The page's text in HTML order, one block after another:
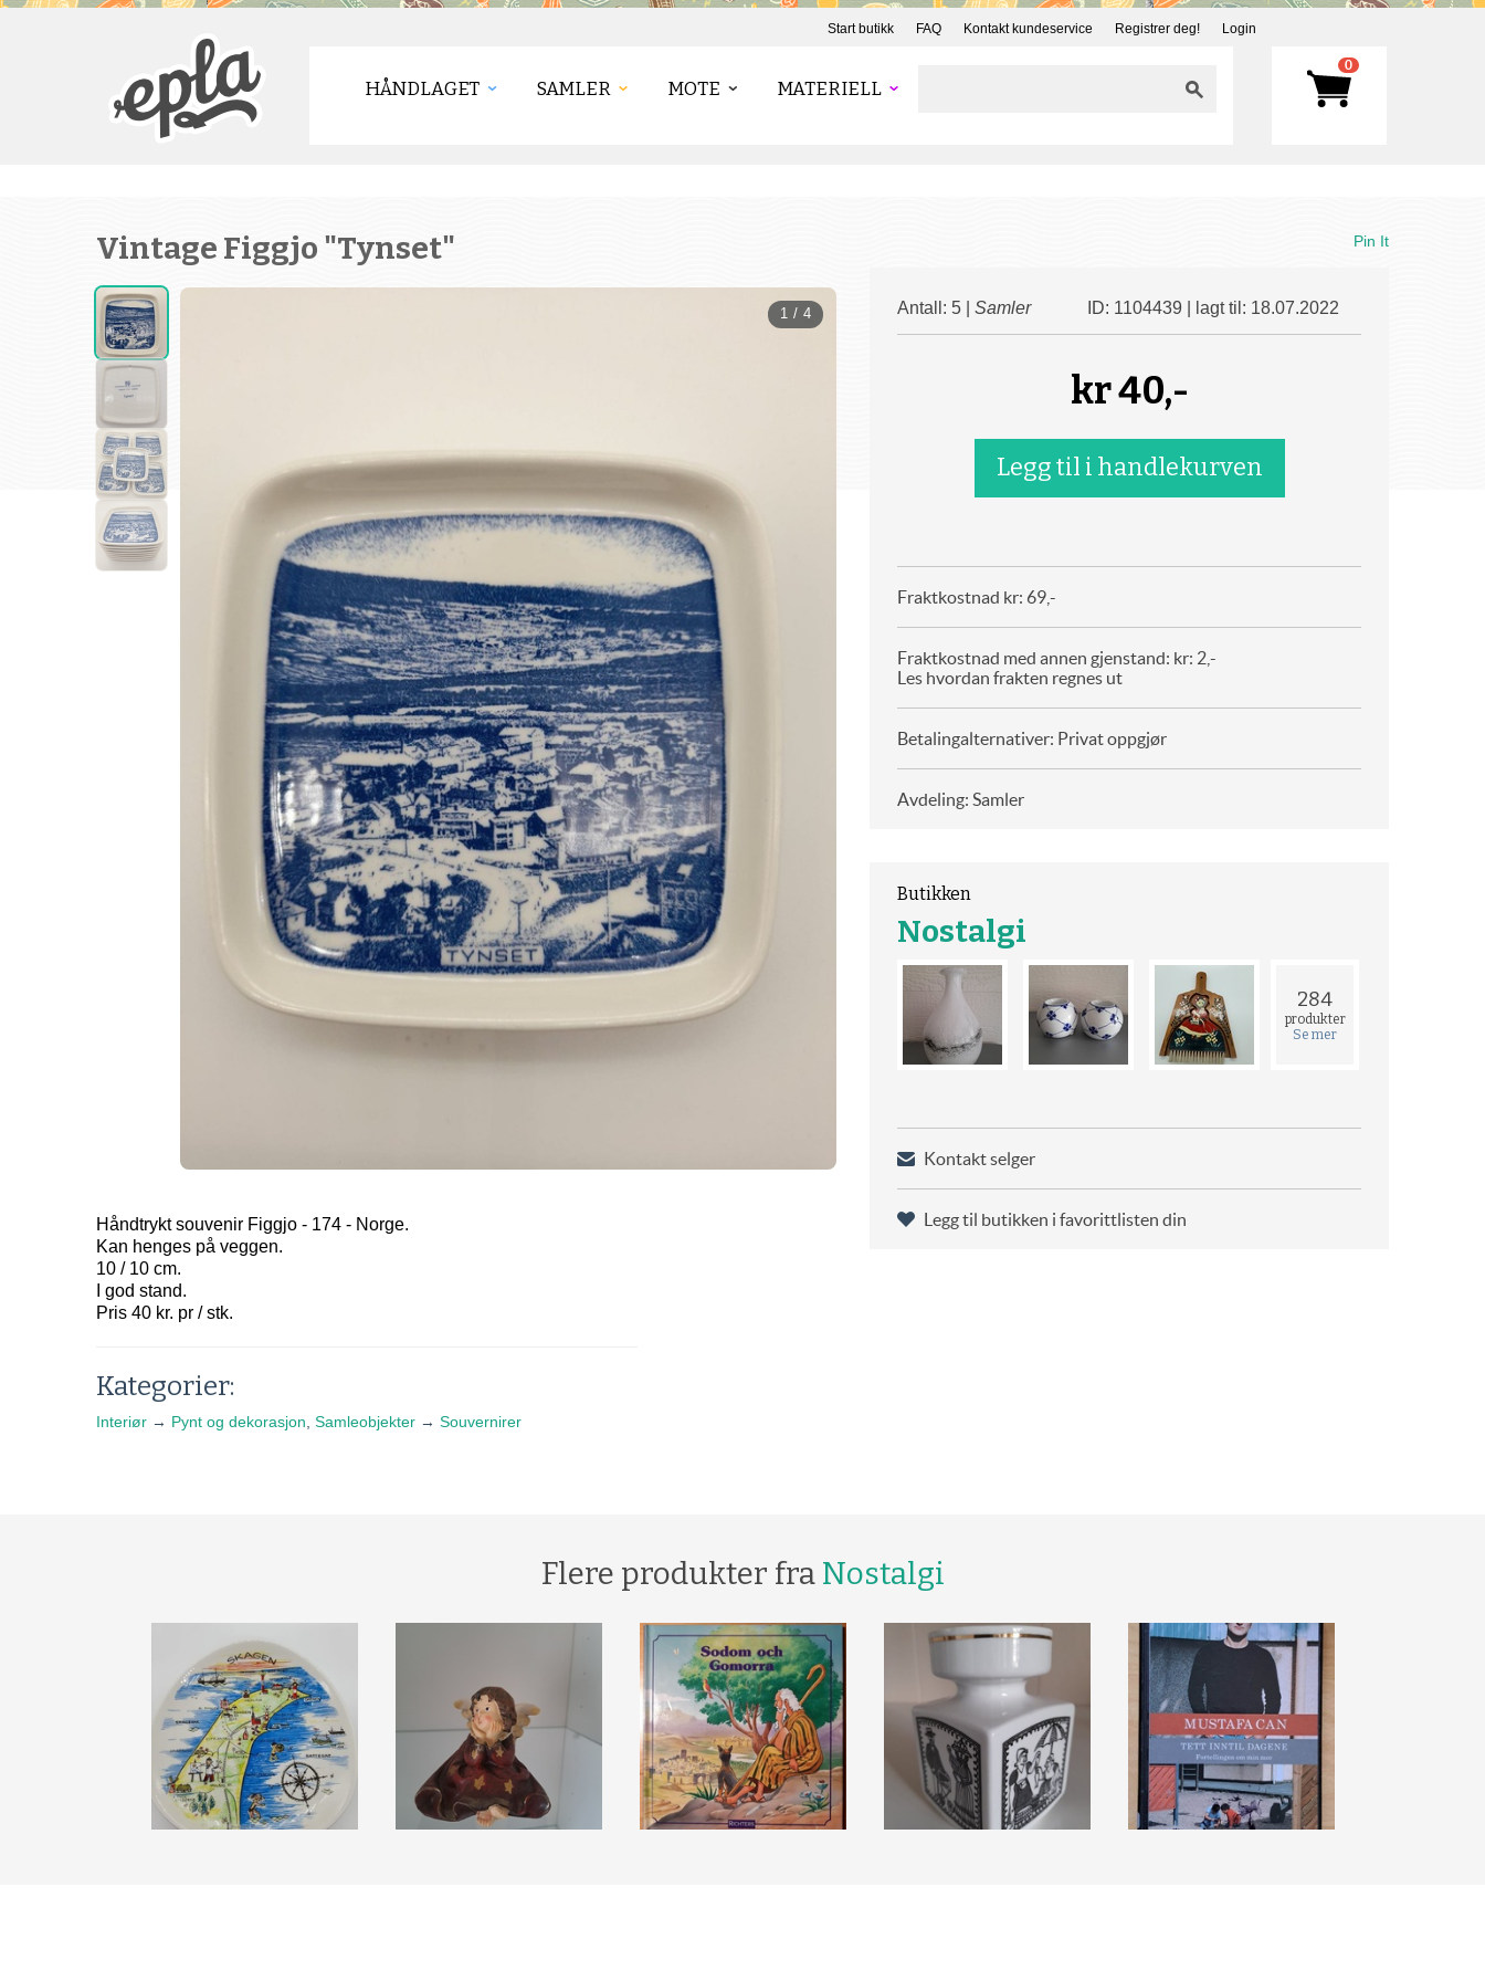
Start butikk FAQ Kontakt kundeservice Registrer deg! Login
HÅNDLAGET SAMLER MOTE MATERIELL
0
Vintage Figgjo "Tynset"
1 / 4
Håndtrykt souvenir Figgjo - 174 - Norge.
Kan henges på veggen.
10 / 10 cm.
I god stand.
Pris 40 kr. pr / stk.
Kategorier:
Interiør → Pynt og dekorasjon Samleobjekter → Souvernirer
Pin It
Antall: 5 | Samler ID: 1104439 | lagt til: 18.07.2022
kr40,-
Fraktkostnad kr: 69,-
Fraktkostnad med annen gjenstand: kr: 2,-
Les hvordan frakten regnes ut
Betalingalternativer: Privat oppgjør
Avdeling: Samler
Butikken
Nostalgi
284
produkter
Se mer
Kontakt selger
Legg til butikken i favorittlisten din
Flere produkter fra Nostalgi